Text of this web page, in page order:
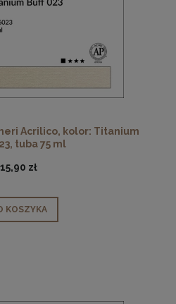
Acrilico, kolor: Titanium
tuba 75 ml
15,90 zł
KOSZYKA